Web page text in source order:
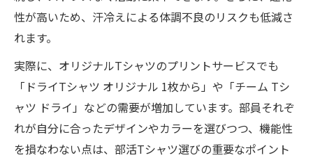
性が高いため、汗冷えによる体調不良のリスクも低減さ
れます。
実際に、オリジナルTシャツのプリントサービスでも
「ドライTシャツ オリジナル 1枚から」や「チーム Tシ
ャツ ドライ」などの需要が増加しています。部員それぞ
れが自分に合ったデザインやカラーを選びつつ、機能性
を損なわない点は、部活Tシャツ選びの重要なポイント